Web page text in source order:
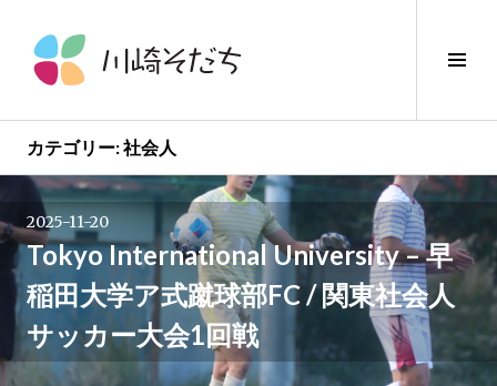
ツ
ス
キ
ッ
プ
サ
替
え
カテゴリー:社会人
2025-11-20
Tokyo International University – 早
稲田大学ア式蹴球部FC / 関東社会人
サッカー大会1回戦
投
稿
ナ
ビ